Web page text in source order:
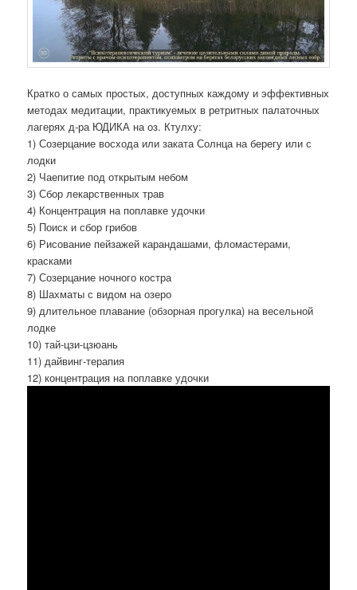
Кратко о самых простых, доступных каждому и эффективных
методах медитации, практикуемых в ретритных палаточных
лагерях д-ра ЮДИКА на оз. Ктулху:
1) Созерцание восхода или заката Солнца на берегу или с
лодки
2) Чаепитие под открытым небом
3) Сбор лекарственных трав
4) Концентрация на поплавке удочки
5) Поиск и сбор грибов
6) Рисование пейзажей карандашами, фломастерами,
красками
7) Созерцание ночного костра
8) Шахматы с видом на озеро
9) длительное плавание (обзорная прогулка) на весельной
лодке
10) тай-цзи-цзюань
11) дайвинг-терапия
12) концентрация на поплавке удочки